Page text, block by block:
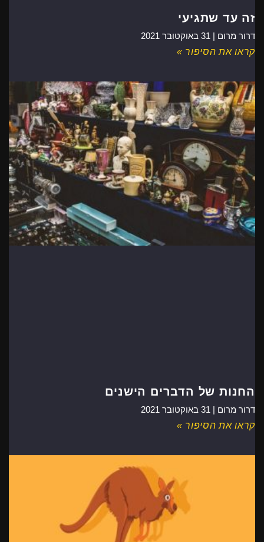
זה עד שתגיעי
דרור מרום | 31 באוקטובר 2021
קראו את הסיפור »
החנות של הדברים הישנים
דרור מרום | 31 באוקטובר 2021
קראו את הסיפור »